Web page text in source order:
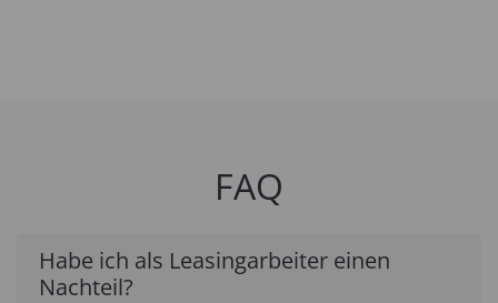
FAQ
Habe ich als Leasingarbeiter einen
Nachteil?